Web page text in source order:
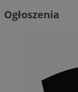
Ogłoszenia